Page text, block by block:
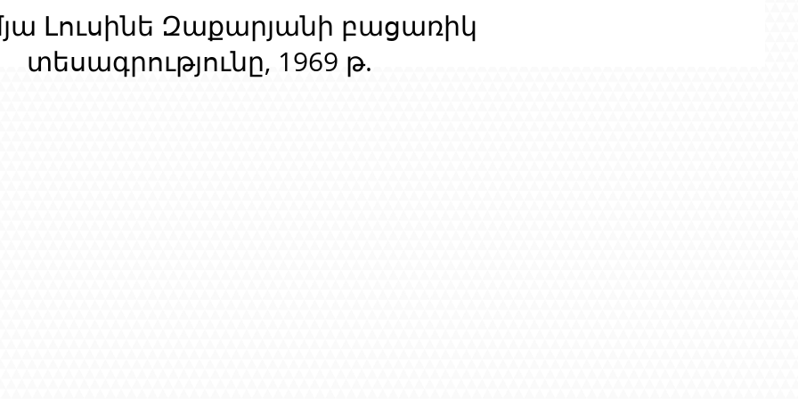
Լուսինե Զաքարյանի բացառիկ
տեսագրությունը, 1969 թ.